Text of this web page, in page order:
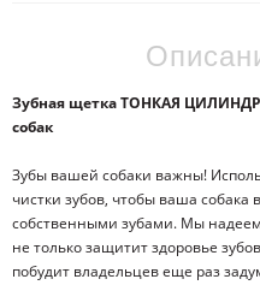
Зубная щетка ТОНКАЯ
собак
Зубы вашей собаки важны!
чистки зубов, чтобы ваша собака
собственными зубами. Мы
не только защитит здоровье
побудит владельцев еще раз